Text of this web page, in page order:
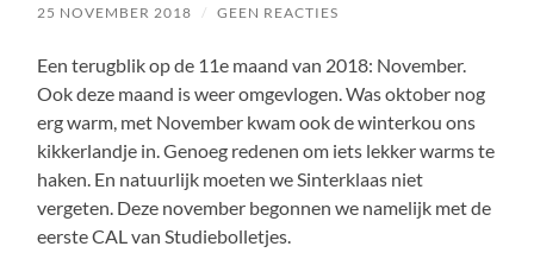
25 NOVEMBER 2018 / GEEN REACTIES
Een terugblik op de 11e maand van 2018: November.
Ook deze maand is weer omgevlogen. Was oktober nog
erg warm, met November kwam ook de winterkou ons
kikkerlandje in. Genoeg redenen om iets lekker warms te
haken. En natuurlijk moeten we Sinterklaas niet
vergeten. Deze november begonnen we namelijk met de
eerste CAL van Studiebolletjes.